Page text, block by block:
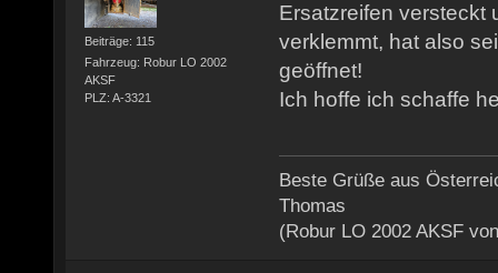
Beiträge: 115
Fahrzeug: Robur LO 2002
AKSF
PLZ: A-3321
Ersatzreifen versteckt
verklemmt, hat also
geöffnet!
Ich hoffe ich schaffe
Beste Grüße aus
Thomas
(Robur LO 2002 AKSF